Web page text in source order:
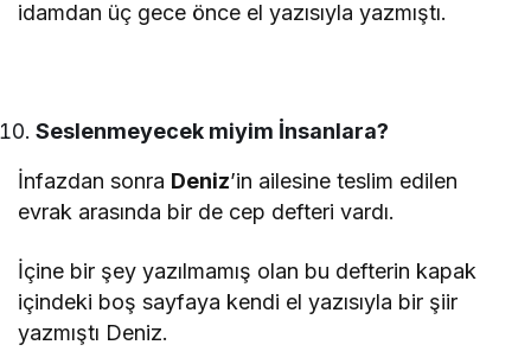
idamdan üç gece önce el yazısıyla yazmıştı.
Seslenmeyecek miyim İnsanlara?
İnfazdan sonra Deniz’in ailesine teslim edilen
evrak arasında bir de cep defteri vardı.
İçine bir şey yazılmamış olan bu defterin kapak
içindeki boş sayfaya kendi el yazısıyla bir şiir
yazmıştı Deniz.